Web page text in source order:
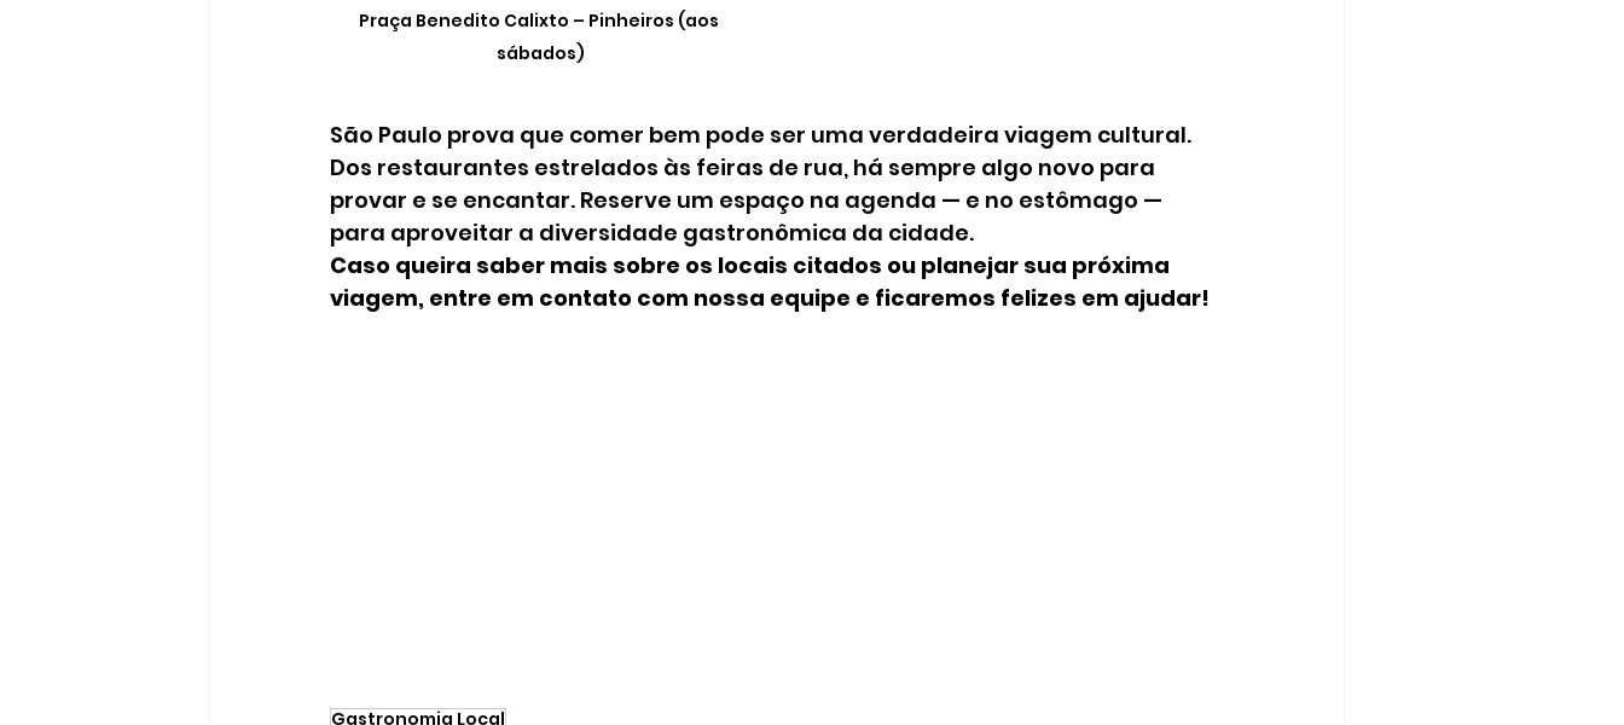
Praça Benedito Calixto – Pinheiros (aos
sábados)
São Paulo prova que comer bem pode ser uma verdadeira viagem cultural.
Dos restaurantes estrelados às feiras de rua, há sempre algo novo para
provar e se encantar. Reserve um espaço na agenda — e no estômago —
para aproveitar a diversidade gastronômica da cidade.
Caso queira saber mais sobre os locais citados ou planejar sua próxima
viagem, entre em contato com nossa equipe e ficaremos felizes em ajudar!
Gastronomia Local